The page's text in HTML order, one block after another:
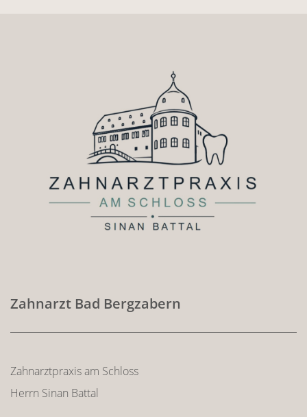
Zahnarzt Bad Bergzabern
Zahnarztpraxis am Schloss
Herrn Sinan Battal